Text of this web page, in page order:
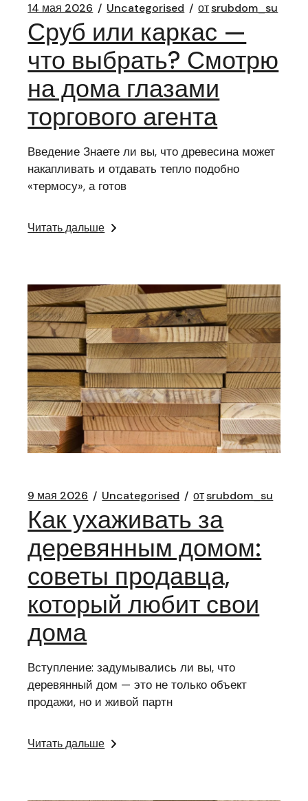
14 мая 2026 Uncategorised отsrubdom_su
Сруб или каркас —
что выбрать? Смотрю
на дома глазами
торгового агента
Введение Знаете ли вы, что древесина может
накапливать и отдавать тепло подобно
«термосу», а готов
Читать дальше
9 мая 2026 Uncategorised отsrubdom_su
Как ухаживать за
деревянным домом:
советы продавца,
который любит свои
дома
Вступление: задумывались ли вы, что
деревянный дом — это не только объект
продажи, но и живой партн
Читать дальше